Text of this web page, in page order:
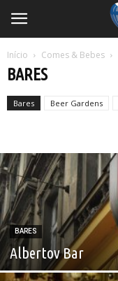
Início Comes & Bebes
BARES
Bares Beer Gardens
BARES
Albertov Bar